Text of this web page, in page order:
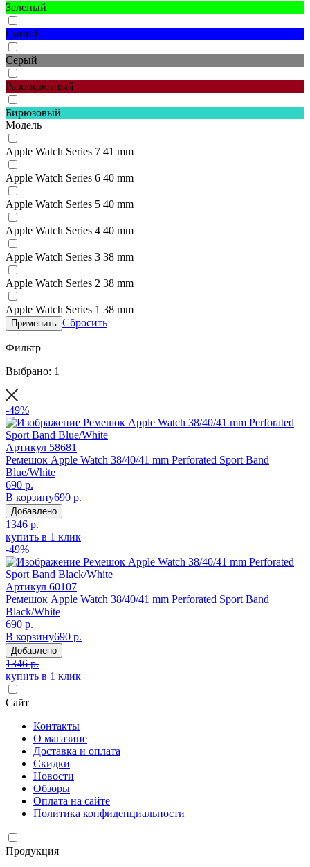
Зеленый
Синий
Серый
Разноцветный
Бирюзовый
Модель
Apple Watch Series 7 41 mm
Apple Watch Series 6 40 mm
Apple Watch Series 5 40 mm
Apple Watch Series 4 40 mm
Apple Watch Series 3 38 mm
Apple Watch Series 2 38 mm
Apple Watch Series 1 38 mm
Применить Сбросить
Фильтр
Выбрано: 1
-49%
Артикул 58681
Ремешок Apple Watch 38/40/41 mm Perforated Sport Band
Blue/White
690 р.
В корзину690 р.
Добавлено
1346 р.
купить в 1 клик
-49%
Артикул 60107
Ремешок Apple Watch 38/40/41 mm Perforated Sport Band
Black/White
690 р.
В корзину690 р.
Добавлено
1346 р.
купить в 1 клик
Сайт
Контакты
О магазине
Доставка и оплата
Скидки
Новости
Обзоры
Оплата на сайте
Политика конфиденциальности
Продукция